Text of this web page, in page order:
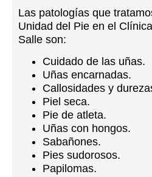
Las patologías que
Unidad del Pie en el
Salle son:
Cuidado de las uñas.
Uñas encarnadas.
Callosidades y
Piel seca.
Pie de atleta.
Uñas con hongos.
Sabañones.
Pies sudorosos.
Papilomas.